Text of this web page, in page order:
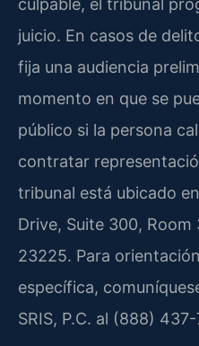
juicio. En casos de
fija una audiencia
momento en que se
público si la persona
contratar
tribunal está ubicado
Drive, Suite 300, Room
23225. Para
específica,
SRIS, P.C. al (888) 437-